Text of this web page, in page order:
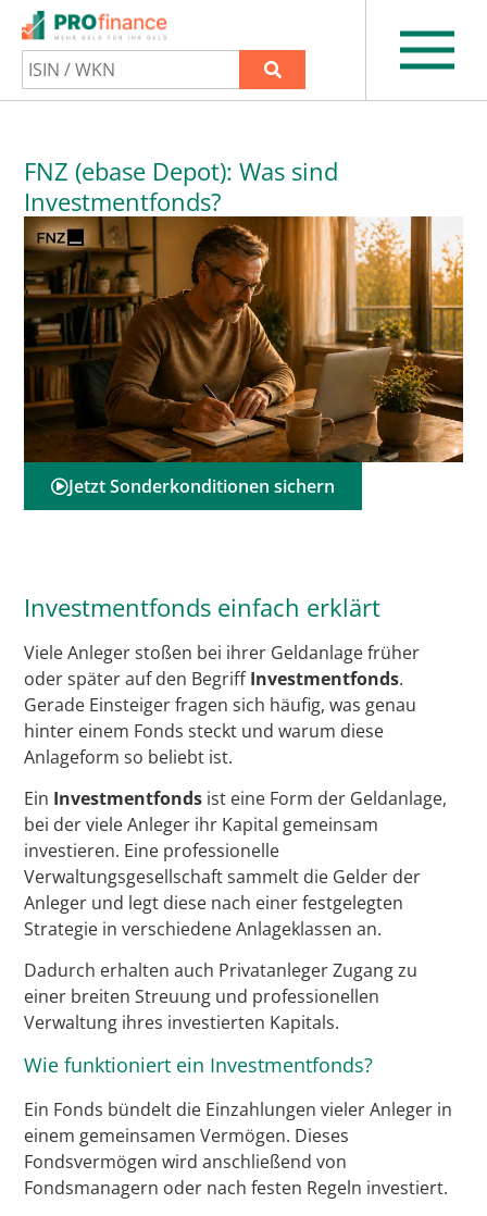
FNZ (ebase Depot): Was sind
Investmentfonds?
Jetzt Sonderkonditionen sichern
Investmentfonds einfach erklärt
Viele Anleger stoßen bei ihrer Geldanlage früher
oder später auf den BegriffInvestmentfonds.
Gerade Einsteiger fragen sich häufig, was genau
hinter einem Fonds steckt und warum diese
Anlageform so beliebt ist.
Ein Investmentfonds ist eine Form der Geldanlage,
bei der viele Anleger ihr Kapital gemeinsam
investieren. Eine professionelle
Verwaltungsgesellschaft sammelt die Gelder der
Anleger und legt diese nach einer festgelegten
Strategie in verschiedene Anlageklassen an.
Dadurch erhalten auch Privatanleger Zugang zu
einer breiten Streuung und professionellen
Verwaltung ihres investierten Kapitals.
Wie funktioniert ein Investmentfonds?
Ein Fonds bündelt die Einzahlungen vieler Anleger in
einem gemeinsamen Vermögen. Dieses
Fondsvermögen wird anschließend von
Fondsmanagern oder nach festen Regeln investiert.